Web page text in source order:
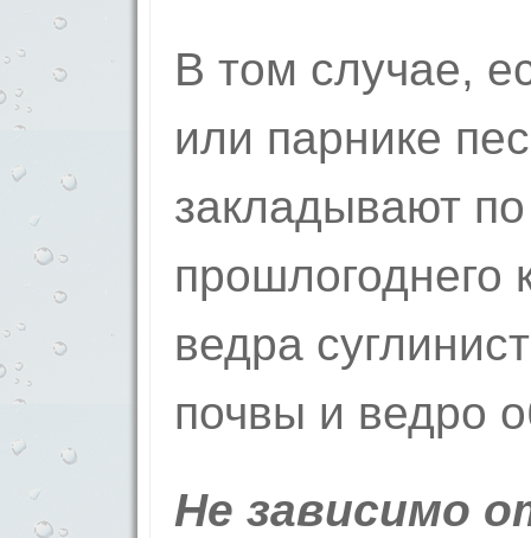
В том случае,
или парнике
закладывают
прошлогоднего
ведра
почвы и ведро
Не зависимо